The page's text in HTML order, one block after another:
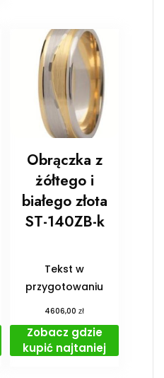
Obrączka z
żółtego i
białego złota
ST-140ZB-k
Tekst w
przygotowaniu
4606,00zł
Zobacz gdzie
kupić najtaniej